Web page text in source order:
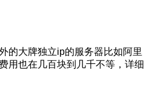
的大牌独立ip的服务器比如阿里
用也在几百块到几千不等，详细